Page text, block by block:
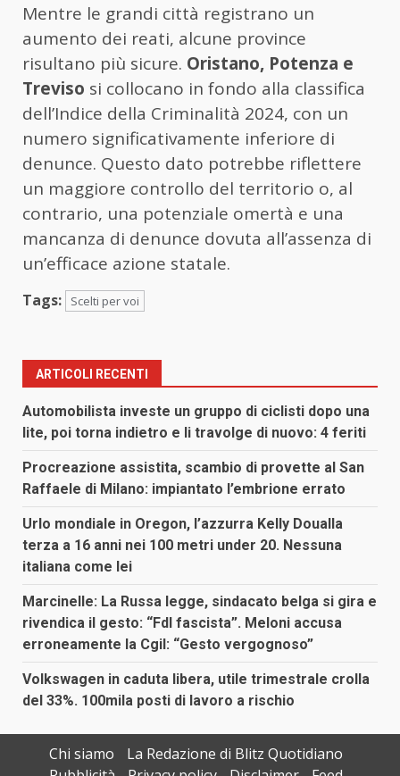
Mentre le grandi città registrano un
aumento dei reati, alcune province
risultano più sicure. Oristano, Potenza e
Treviso si collocano in fondo alla classifica
dell’Indice della Criminalità 2024, con un
numero significativamente inferiore di
denunce. Questo dato potrebbe riflettere
un maggiore controllo del territorio o, al
contrario, una potenziale omertà e una
mancanza di denunce dovuta all’assenza di
un’efficace azione statale.
Tags: Scelti per voi
ARTICOLI RECENTI
Automobilista investe un gruppo di ciclisti dopo una
lite, poi torna indietro e li travolge di nuovo: 4 feriti
Procreazione assistita, scambio di provette al San
Raffaele di Milano: impiantato l’embrione errato
Urlo mondiale in Oregon, l’azzurra Kelly Doualla
terza a 16 anni nei 100 metri under 20. Nessuna
italiana come lei
Marcinelle: La Russa legge, sindacato belga si gira e
rivendica il gesto: “FdI fascista”. Meloni accusa
erroneamente la Cgil: “Gesto vergognoso”
Volkswagen in caduta libera, utile trimestrale crolla
del 33%. 100mila posti di lavoro a rischio
Chi siamo
La Redazione di Blitz Quotidiano